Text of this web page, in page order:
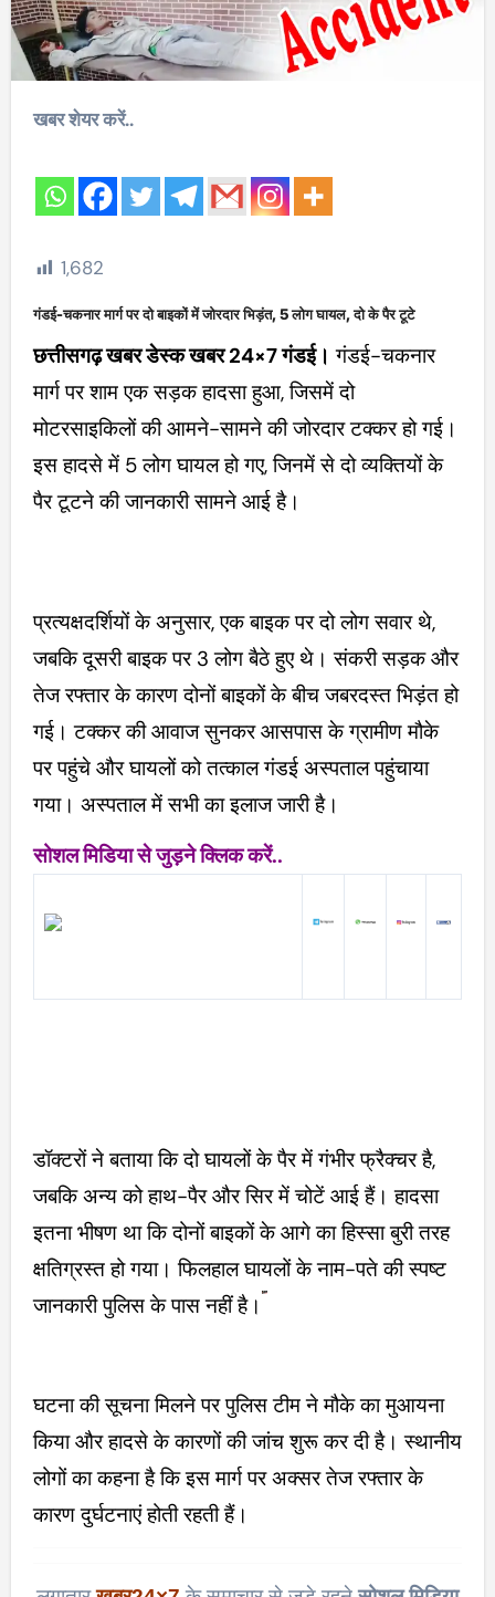
खबर शेयर करें..
1,682
गंडई-चकनार मार्ग पर दो बाइकों में जोरदार भिड़ंत, 5 लोग घायल, दो के पैर टूटे
छत्तीसगढ़ खबर डेस्क खबर 24×7 गंडई। गंडई-चकनार
मार्ग पर शाम एक सड़क हादसा हुआ, जिसमें दो
मोटरसाइकिलों की आमने-सामने की जोरदार टक्कर हो गई।
इस हादसे में 5 लोग घायल हो गए, जिनमें से दो व्यक्तियों के
पैर टूटने की जानकारी सामने आई है।
प्रत्यक्षदर्शियों के अनुसार, एक बाइक पर दो लोग सवार थे,
जबकि दूसरी बाइक पर 3 लोग बैठे हुए थे। संकरी सड़क और
तेज रफ्तार के कारण दोनों बाइकों के बीच जबरदस्त भिड़ंत हो
गई। टक्कर की आवाज सुनकर आसपास के ग्रामीण मौके
पर पहुंचे और घायलों को तत्काल गंडई अस्पताल पहुंचाया
गया। अस्पताल में सभी का इलाज जारी है।
सोशल मिडिया से जुड़ने क्लिक करें..
डॉक्टरों ने बताया कि दो घायलों के पैर में गंभीर फ्रैक्चर है,
जबकि अन्य को हाथ-पैर और सिर में चोटें आई हैं। हादसा
इतना भीषण था कि दोनों बाइकों के आगे का हिस्सा बुरी तरह
क्षतिग्रस्त हो गया। फिलहाल घायलों के नाम-पते की स्पष्ट
जानकारी पुलिस के पास नहीं है।
घटना की सूचना मिलने पर पुलिस टीम ने मौके का मुआयना
किया और हादसे के कारणों की जांच शुरू कर दी है। स्थानीय
लोगों का कहना है कि इस मार्ग पर अक्सर तेज रफ्तार के
कारण दुर्घटनाएं होती रहती हैं।